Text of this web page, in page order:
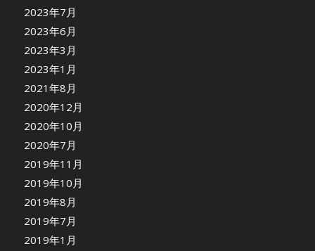
2023年7月
2023年6月
2023年3月
2023年1月
2021年8月
2020年12月
2020年10月
2020年7月
2019年11月
2019年10月
2019年8月
2019年7月
2019年1月